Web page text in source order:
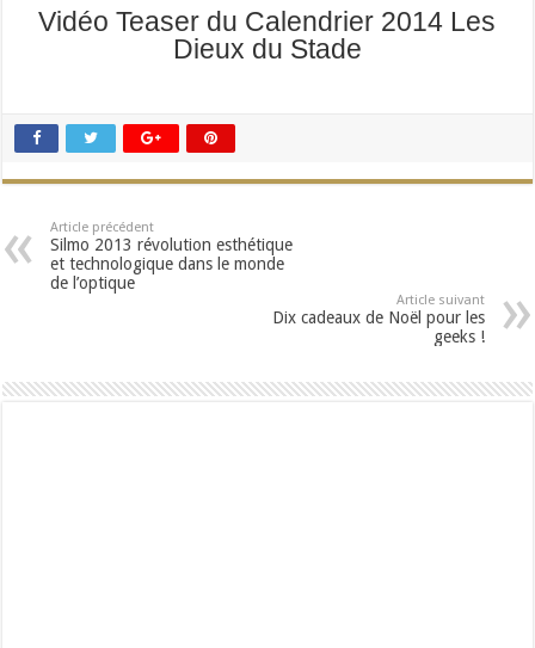
Vidéo Teaser du Calendrier 2014 Les
Dieux du Stade
Article précédent
Silmo 2013 révolution esthétique
et technologique dans le monde
de l’optique
Article suivant
Dix cadeaux de Noël pour les
geeks !